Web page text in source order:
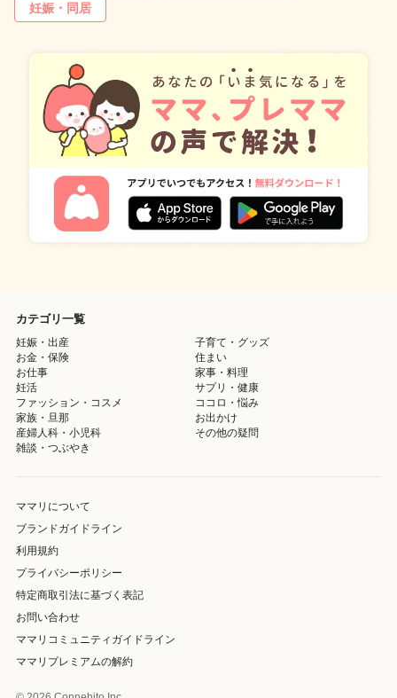
妊娠・同居
カテゴリ一覧
妊娠・出産
子育て・グッズ
お金・保険
住まい
お仕事
家事・料理
妊活
サプリ・健康
ファッション・コスメ
ココロ・悩み
家族・旦那
お出かけ
産婦人科・小児科
その他の疑問
雑談・つぶやき
ママリについて
ブランドガイドライン
利用規約
プライバシーポリシー
特定商取引法に基づく表記
お問い合わせ
ママリコミュニティガイドライン
ママリプレミアムの解約